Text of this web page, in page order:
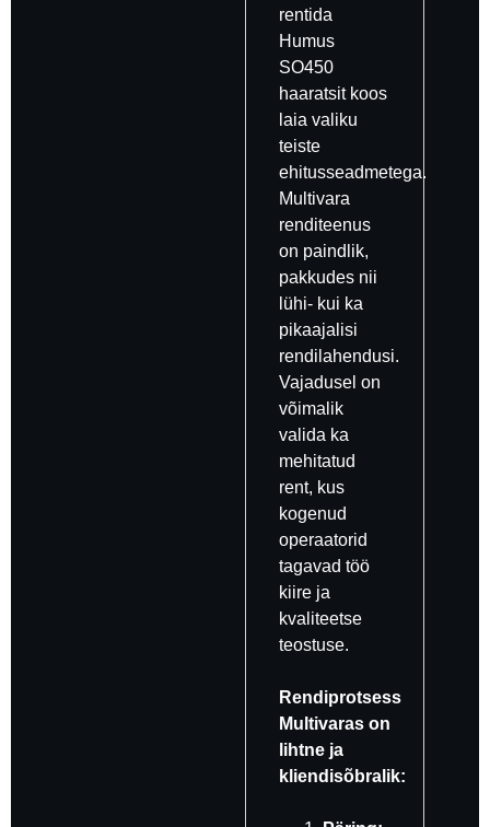
rentida
Humus
SO450
haaratsit koos
laia valiku
teiste
ehitusseadmetega.
Multivara
renditeenus
on paindlik,
pakkudes nii
lühi- kui ka
pikaajalisi
rendilahendusi.
Vajadusel on
võimalik
valida ka
mehitatud
rent, kus
kogenud
operaatorid
tagavad töö
kiire ja
kvaliteetse
teostuse.
Rendiprotsess
Multivaras on
lihtne ja
kliendisõbralik: